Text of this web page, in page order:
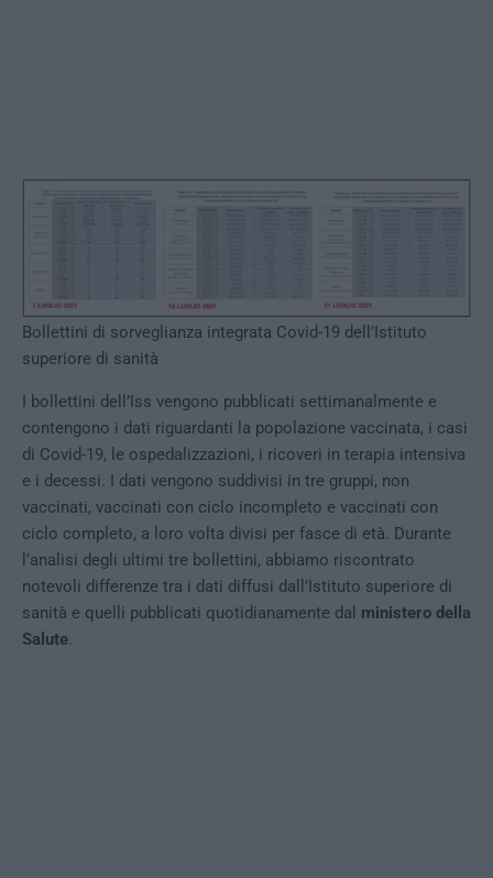
Bollettini di sorveglianza integrata Covid-19 dell’Istituto
superiore di sanità
I bollettini dell’Iss vengono pubblicati settimanalmente e
contengono i dati riguardanti la popolazione vaccinata, i casi
di Covid-19, le ospedalizzazioni, i ricoveri in terapia intensiva
e i decessi. I dati vengono suddivisi in tre gruppi, non
vaccinati, vaccinati con ciclo incompleto e vaccinati con
ciclo completo, a loro volta divisi per fasce di età. Durante
l’analisi degli ultimi tre bollettini, abbiamo riscontrato
notevoli differenze tra i dati diffusi dall’Istituto superiore di
sanità e quelli pubblicati quotidianamente dal ministero della
Salute.